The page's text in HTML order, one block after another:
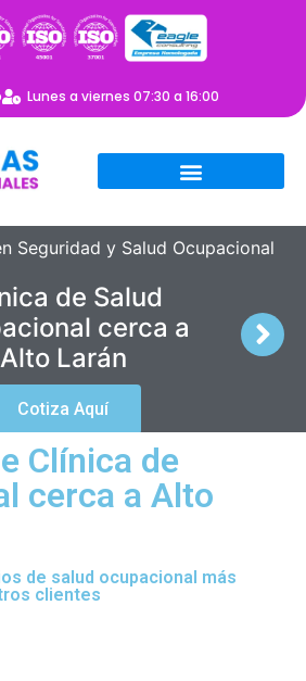
Lunes a viernes 07:30 a 16:00
Seguridad y Salud Ocupacional
de Salud
cerca a
Alto Larán
Cotiza Aquí
Clínica de
cerca a Alto
de salud ocupacional más
clientes